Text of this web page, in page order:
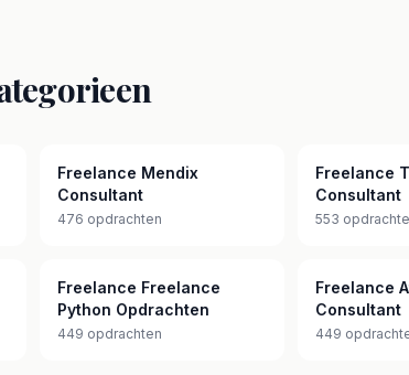
Freelance Mendix
Consultant
476 opdrachten
Freelance
Consultant
553
Freelance Freelance
Python Opdrachten
449 opdrachten
Freelance
Consultant
449